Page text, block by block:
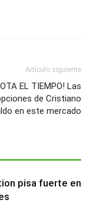
Artículo siguiente
EL TIEMPO! Las
de Cristiano
en este mercado
pisa fuerte en